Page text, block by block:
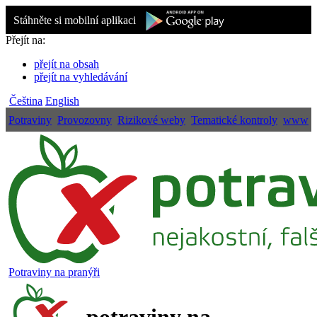
Stáhněte si mobilní aplikaci
Přejít na:
přejít na obsah
přejít na vyhledávání
Čeština English
Potraviny Provozovny Rizikové weby Tematické kontroly www
Potraviny na pranýři